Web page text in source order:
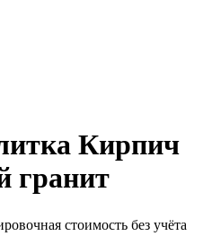
Кирпич
гранит
стоимость без учёта